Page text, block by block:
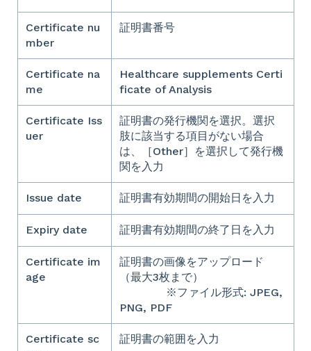
Certificate nu
mber
証明書番号
Certificate na
me
Healthcare supplements Certi
ficate of Analysis
Certificate Iss
uer
証明書の発行機関を選択。選択
肢に該当する項目がない場合
は、［Other］を選択して発行機
関を入力
Issue date 証明書有効期間の開始日を入力
Expiry date 証明書有効期間の終了日を入力
Certificate im
age
証明書の画像をアップロード
（最大3枚まで）
※ファイル形式: JPEG,
PNG, PDF
Certificate sc
証明書の範囲を入力